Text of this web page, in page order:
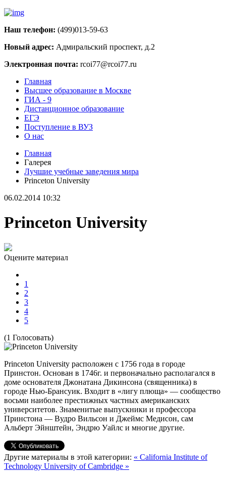
Наш телефон: (499)013-59-63
Новый адрес: Адмиральский проспект, д.2
Электронная почта: rcoi77@rcoi77.ru
Главная
Высшее образование в Москве
ГИА - 9
Дистанционное образование
ЕГЭ
Поступление в ВУЗ
О нас
Главная
Галерея
Лучшие учебные заведения мира
Princeton University
06.02.2014 10:32
Princeton University
Оцените материал
1
2
3
4
5
(1 Голосовать)
Princeton University расположен с 1756 года в городе
Принстон. Основан в 1746г. и первоначально располагался в
доме основателя Джонатана Дикинсона (священника) в
городе Нью-Брансуик. Входит в «лигу плюща» — сообщество
восьми наиболее престижных частных американских
университетов. Знаменитые выпускники и профессора
Принстона — Вудро Вильсон и Джеймс Медисон, сам
Альберт Эйнштейн, Эндрю Уайлс и многие другие.
Другие материалы в этой категории: « California Institute of
Technology University of Cambridge »